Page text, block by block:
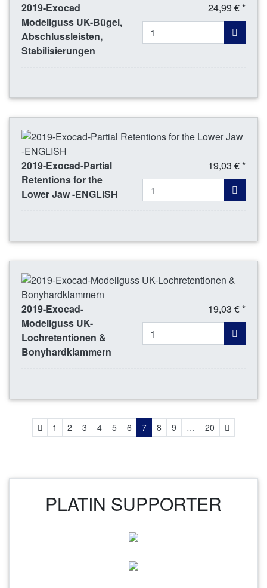
2019-Exocad
Modellguss UK-Bügel,
Abschlussleisten,
Stabilisierungen
24,99 € *
2019-Exocad-Partial
Retentions for the
Lower Jaw -ENGLISH
19,03 € *
2019-Exocad-
Modellguss UK-
Lochretentionen &
Bonyhardklammern
19,03 € *
Zurück
1 2 3 4 5 6 7 8 9 … 20
PLATIN SUPPORTER